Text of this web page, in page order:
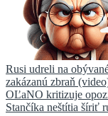
Navigácia
v
článku
Rusi udreli na
zakázanú zbraň
OĽaNO kritizuje
Stančíka neštítia šíriť